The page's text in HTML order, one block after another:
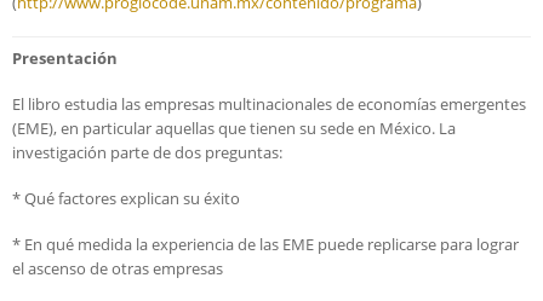
Presentación
El libro estudia las empresas multinacionales de economías emergentes
(EME), en particular aquellas que tienen su sede en México. La
investigación parte de dos preguntas:
* Qué factores explican su éxito
* En qué medida la experiencia de las EME puede replicarse para lograr
el ascenso de otras empresas